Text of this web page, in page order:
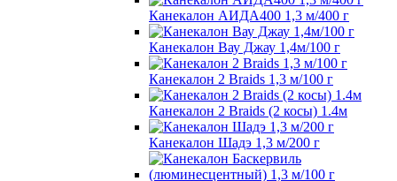
Канекалон АИДА400 1,3 м/400 г
Канекалон Вау Джау 1,4м/100 г
Канекалон 2 Braids 1,3 м/100 г
Канекалон 2 Braids (2 косы) 1.4м
Канекалон Шадэ 1,3 м/200 г